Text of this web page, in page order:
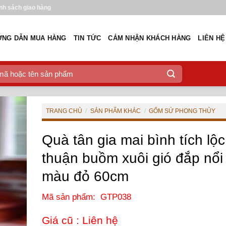
sách giao hàng
DẪN MUA HÀNG TIN TỨC CẢM NHẬN KHÁCH HÀNG LIÊN HỆ
TRANG CHỦ / SẢN PHẨM KHÁC / GỐM SỨ PHONG THỦY
Quà tân gia mai bình tích lộc
thuận buồm xuôi gió đắp nổi
màu đỏ 60cm
Mã sản phẩm: GTP038
Giá cũ : Liên hệ